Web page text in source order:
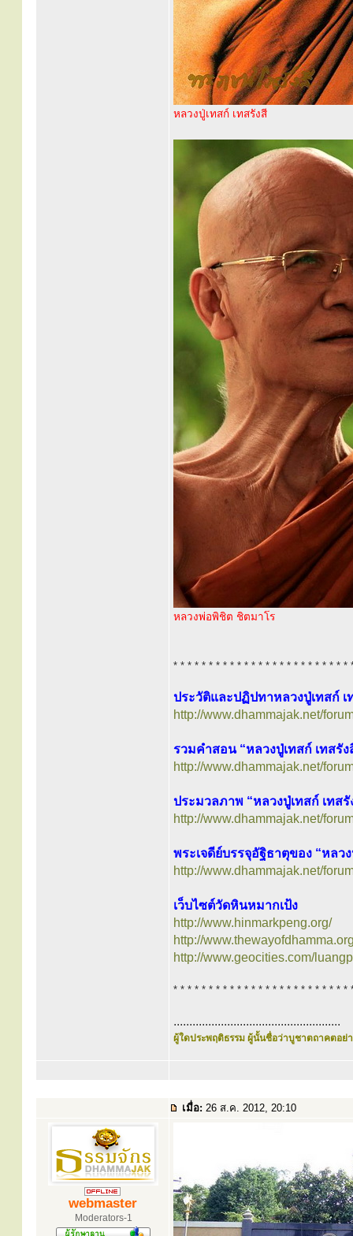
หลวงปู่เทสก์ เทสรังสี
หลวงพ่อพิชิต ชิตมาโร
* * * * * * * * * * * * * * * * * * * * * * * * *
ประวัติและปฏิปทาหลวงปู่เทสก์ เ
http://www.dhammajak.net/
รวมคำสอน “หลวงปู่เทสก์ เทสรัง
http://www.dhammajak.net/
ประมวลภาพ “หลวงปู่เทสก์ เทส
http://www.dhammajak.net/
พระเจดีย์บรรจุอัฐิธาตุของ “หลว
http://www.dhammajak.net/
เว็บไซต์วัดหินหมากเป้ง
http://www.hinmarkpeng.org/
http://
http://www.geocities.com/
* * * * * * * * * * * * * * * * * * * * * * * * *
.....................................................
ผู้ใดประพฤติธรรม ผู้นั้นชื่อว่าบูชาตถาคตอย่า
เมื่อ: 26 ส.ค. 2012, 20:10
webmaster
Moderators-1